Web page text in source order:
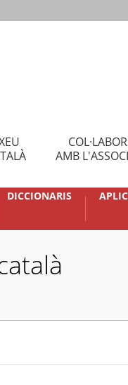
AMB
DICCIONARIS